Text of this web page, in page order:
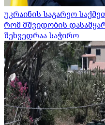
უკრაინის საგარეო
რომ მშვიდობის
შეხვედრაა საჭირო